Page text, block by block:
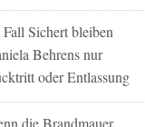
Sichert bleiben
Behrens nur
oder Entlassung
die Brandmauer